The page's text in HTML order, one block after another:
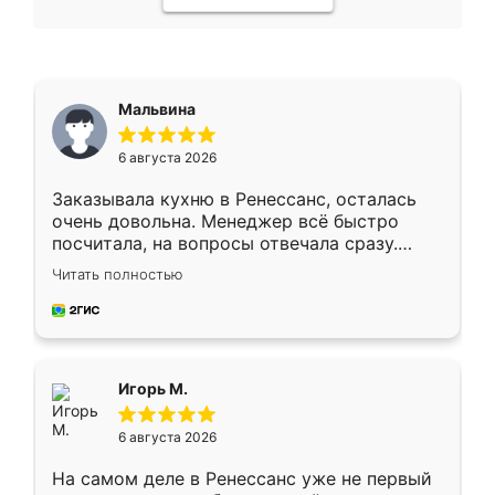
Мальвина
6 августа 2026
Заказывала кухню в Ренессанс, осталась
очень довольна. Менеджер всё быстро
посчитала, на вопросы отвечала сразу.
Замерщик приехал в субботу, подошёл к
делу со всей ответственностью. Собрали
за день, ребята работали аккуратно, даже
Читать полностью
Игорь М.
6 августа 2026
На самом деле в Ренессанс уже не первый